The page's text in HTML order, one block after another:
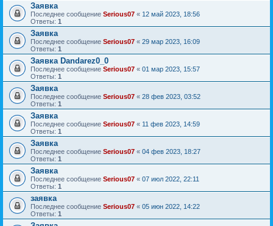
Заявка
Последнее сообщение Serious07 « 12 май 2023, 18:56
Ответы: 1
Заявка
Последнее сообщение Serious07 « 29 мар 2023, 16:09
Ответы: 1
Заявка Dandarez0_0
Последнее сообщение Serious07 « 01 мар 2023, 15:57
Ответы: 1
Заявка
Последнее сообщение Serious07 « 28 фев 2023, 03:52
Ответы: 1
Заявка
Последнее сообщение Serious07 « 11 фев 2023, 14:59
Ответы: 1
Заявка
Последнее сообщение Serious07 « 04 фев 2023, 18:27
Ответы: 1
Заявка
Последнее сообщение Serious07 « 07 июл 2022, 22:11
Ответы: 1
заявка
Последнее сообщение Serious07 « 05 июн 2022, 14:22
Ответы: 1